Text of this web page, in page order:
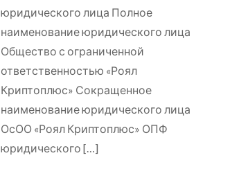
юридического лица Полное
наименование юридического лица
Общество с ограниченной
ответственностью «Роял
Криптоплюс» Сокращенное
наименование юридического лица
ОсОО «Роял Криптоплюс» ОПФ
юридического […]